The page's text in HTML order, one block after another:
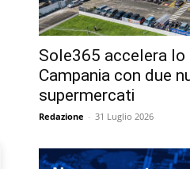
Sole365 accelera lo
Campania con due
supermercati
Redazione - 31 Luglio 2026